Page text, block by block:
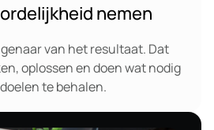
nemen
van het resultaat. Dat
oplossen en doen wat nodig
te behalen.